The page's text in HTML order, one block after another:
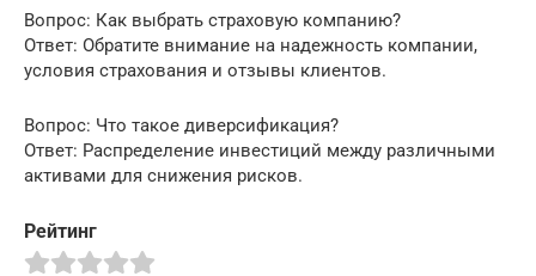
Вопрос: Как выбрать страховую компанию?
Ответ: Обратите внимание на надежность компании,
условия страхования и отзывы клиентов.
Вопрос: Что такое диверсификация?
Ответ: Распределение инвестиций между различными
активами для снижения рисков.
Рейтинг